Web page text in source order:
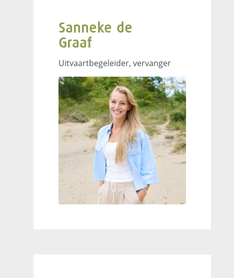
Sanneke de
Graaf
Uitvaartbegeleider, vervanger